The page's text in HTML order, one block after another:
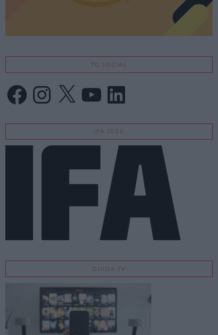
TG SOCIAL
FacebookInstagram
X LinkedIn
IFA 2026
GUIDA TV